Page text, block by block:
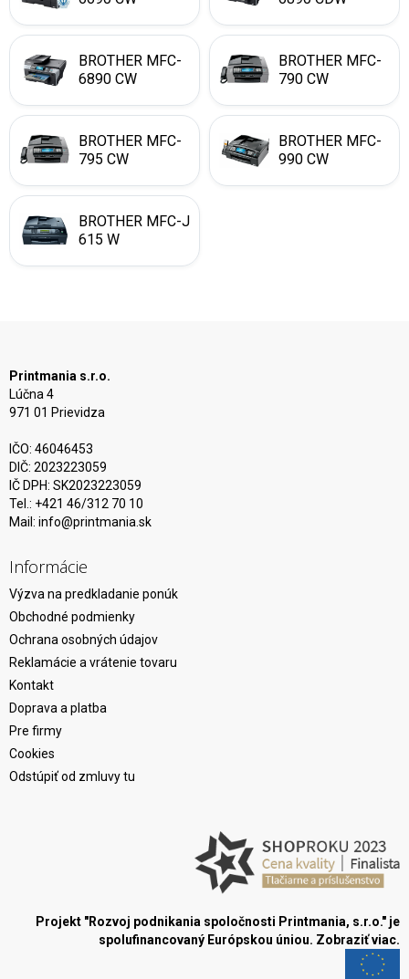
BROTHER MFC-
6890 CW
BROTHER MFC-
790 CW
BROTHER MFC-
795 CW
BROTHER MFC-
990 CW
BROTHER MFC-J
615 W
Printmania s.r.o.
Lúčna 4
971 01 Prievidza
IČO: 46046453
DIČ: 2023223059
IČ DPH: SK2023223059
Tel.: +421 46/312 70 10
Mail: info@printmania.sk
Informácie
Výzva na predkladanie ponúk
Obchodné podmienky
Ochrana osobných údajov
Reklamácie a vrátenie tovaru
Kontakt
Doprava a platba
Pre firmy
Cookies
Odstúpiť od zmluvy tu
Projekt "Rozvoj podnikania spoločnosti Printmania, s.r.o." je
spolufinancovaný Európskou úniou. Zobraziť viac.